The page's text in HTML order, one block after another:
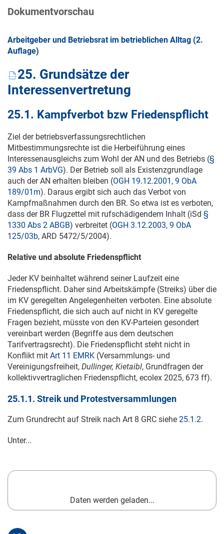
Dokumentvorschau
Arbeitgeber und Betriebsrat im betrieblichen Alltag (2.
Auflage)
25. Grundsätze der
Interessenvertretung
25.1. Kampfverbot bzw Friedenspflicht
Ziel der betriebsverfassungsrechtlichen
Mitbestimmungsrechte ist die Herbeiführung eines
Interessenausgleichs zum Wohl der AN und des Betriebs (§
39 Abs 1 ArbVG). Der Betrieb soll als Existenzgrundlage
auch der AN erhalten bleiben (OGH 19.12.2001, 9 ObA
189/01m). Daraus ergibt sich auch das Verbot von
Kampfmaßnahmen durch den BR. So etwa ist es verboten,
dass der BR Flugzettel mit rufschädigendem Inhalt (iSd §
1330 Abs 2 ABGB) verbreitet (OGH 3.12.2003, 9 ObA
125/03b, ARD 5472/5/2004).
Relative und absolute Friedenspflicht
Jeder KV beinhaltet während seiner Laufzeit eine
Friedenspflicht. Daher sind Arbeitskämpfe (Streiks) über die
im KV geregelten Angelegenheiten verboten. Eine absolute
Friedenspflicht, die sich auch auf nicht in KV geregelte
Fragen bezieht, müsste von den KV-Parteien gesondert
vereinbart werden (Begriffe aus dem deutschen
Tarifvertragsrecht). Die Friedenspflicht steht nicht in
Konflikt mit Art 11 EMRK (Versammlungs- und
Vereinigungsfreiheit, Dullinger, Kietaibl, Grundfragen der
kollektivvertraglichen Friedenspflicht, ecolex 2025, 673 ff).
25.1.1. Streik und Protestversammlungen
Zum Grundrecht auf Streik nach Art 8 GRC siehe 25.1.2.
Unter...
Daten werden geladen...